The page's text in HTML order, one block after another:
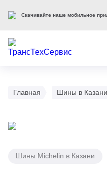
Главная Шины в Казани
Шины Michelin в Казани
Скачивайте наше мобильное